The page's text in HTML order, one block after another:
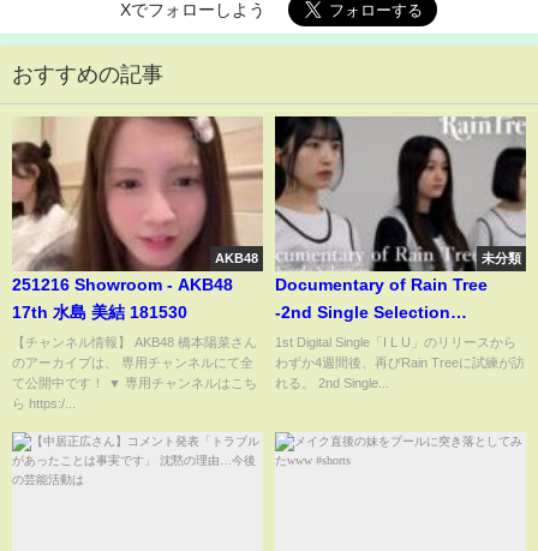
Xでフォローしよう
おすすめの記事
AKB48
251216 Showroom - AKB48
17th 水島 美結 181530
【チャンネル情報】 AKB48 橋本陽菜さん
のアーカイブは、 専用チャンネルにて全
て公開中です！ ▼ 専用チャンネルはこち
ら https:/...
未分類
Documentary of Rain Tree
-2nd Single Selection
EPISODE1-
1st Digital Single「I L U」のリリースから
わずか4週間後、再びRain Treeに試練が訪
れる。 2nd Single...